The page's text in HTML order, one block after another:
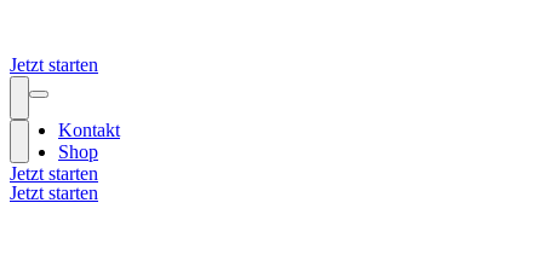
Jetzt starten
Jetzt starten
Kontakt
Shop
Jetzt starten